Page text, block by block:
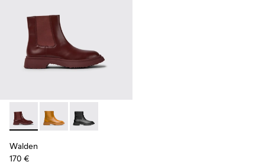
Walden - K400531-005 - Botas de piel burdeos para mujer
Walden - K400531-003
Walden - K400531-001
Walden
170 €